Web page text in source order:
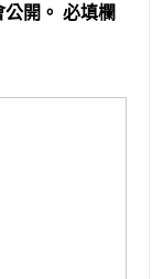
開。 必填欄